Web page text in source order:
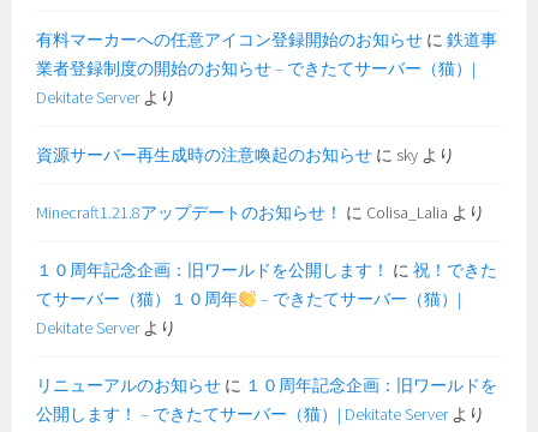
有料マーカーへの任意アイコン登録開始のお知らせ に鉄道事
業者登録制度の開始のお知らせ – できたてサーバー（猫）|
Dekitate Serverより
資源サーバー再生成時の注意喚起のお知らせ に sky より
Minecraft1.21.8アップデートのお知らせ！ に Colisa_Lalia より
１０周年記念企画：旧ワールドを公開します！ に祝！できた
てサーバー（猫）１０周年
– できたてサーバー（猫）|
Dekitate Serverより
リニューアルのお知らせ に １０周年記念企画：旧ワールドを
公開します！ – できたてサーバー（猫）| Dekitate Serverより